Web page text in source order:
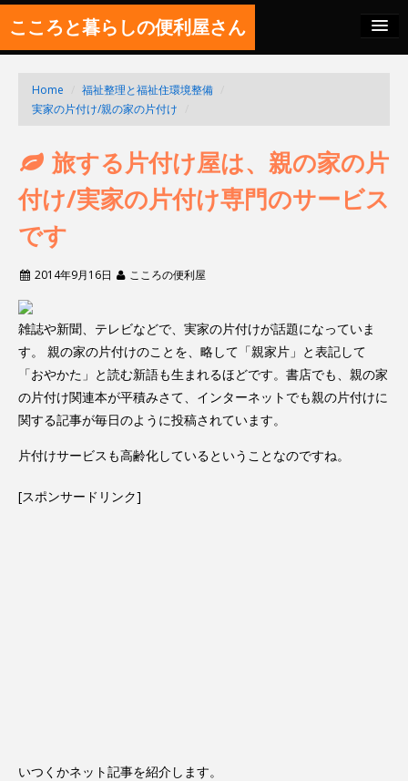
こころと暮らしの便利屋さん
SITEMAP
Home 福祉整理と福祉住環境整備
実家の片付け/親の家の片付け
旅する片付け屋は、親の家の片
付け/実家の片付け専門のサービス
です
2014年9月16日 こころの便利屋
雑誌や新聞、テレビなどで、実家の片付けが話題になっていま
す。 親の家の片付けのことを、略して「親家片」と表記して
「おやかた」と読む新語も生まれるほどです。書店でも、親の家
の片付け関連本が平積みさて、インターネットでも親の片付けに
関する記事が毎日のように投稿されています。
片付けサービスも高齢化しているということなのですね。
[スポンサードリンク]
いつくかネット記事を紹介します。